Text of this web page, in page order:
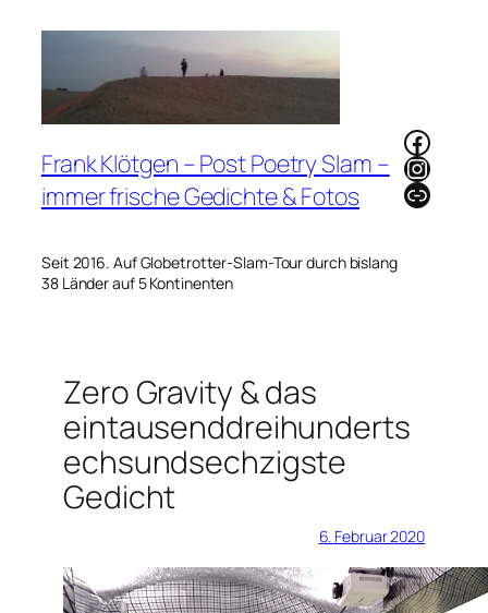
Frank Klötgen – Post Poetry Slam –
immer frische Gedichte & Fotos
Seit 2016. Auf Globetrotter-Slam-Tour durch bislang
38 Länder auf 5 Kontinenten
Link
Zero Gravity & das
eintausenddreihunderts
echsundsechzigste
Gedicht
6. Februar 2020